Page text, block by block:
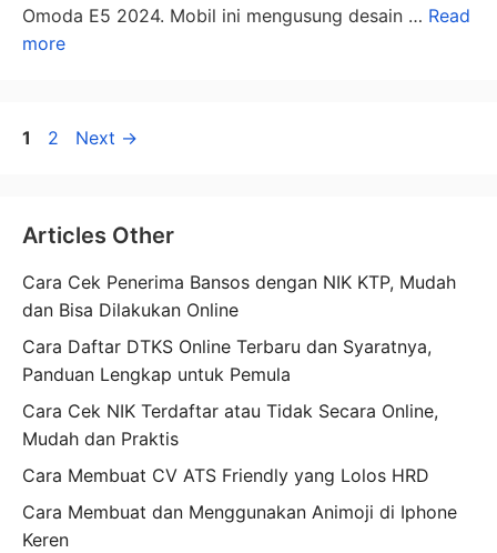
Omoda E5 2024. Mobil ini mengusung desain … Read
more
Page
1 Page
2 Next →
Articles Other
Cara Cek Penerima Bansos dengan NIK KTP, Mudah
dan Bisa Dilakukan Online
Cara Daftar DTKS Online Terbaru dan Syaratnya,
Panduan Lengkap untuk Pemula
Cara Cek NIK Terdaftar atau Tidak Secara Online,
Mudah dan Praktis
Cara Membuat CV ATS Friendly yang Lolos HRD
Cara Membuat dan Menggunakan Animoji di Iphone
Keren